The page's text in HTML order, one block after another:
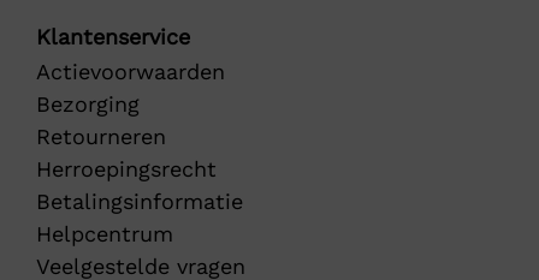
Klantenservice
Actievoorwaarden
Bezorging
Retourneren
Herroepingsrecht
Betalingsinformatie
Helpcentrum
Veelgestelde vragen